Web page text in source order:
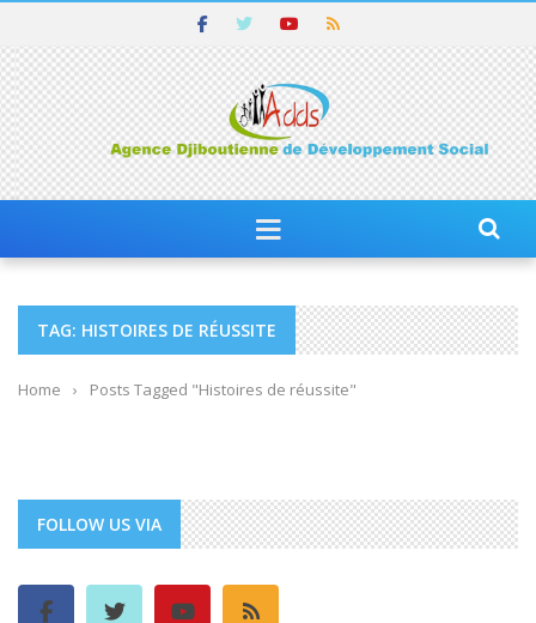
TAG: HISTOIRES DE RÉUSSITE
Home › Posts Tagged "Histoires de réussite"
FOLLOW US VIA